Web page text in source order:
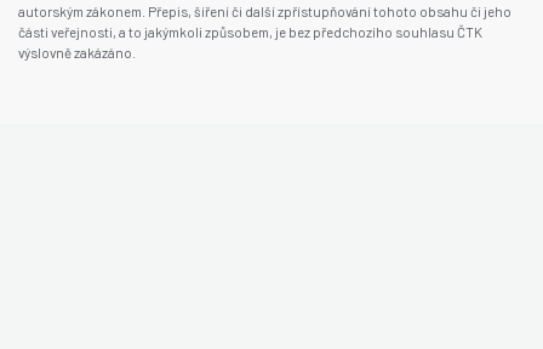
autorským zákonem. Přepis, šíření či další zpřístupňování tohoto obsahu či jeho
části veřejnosti, a to jakýmkoli způsobem, je bez předchozího souhlasu ČTK
výslovně zakázáno.